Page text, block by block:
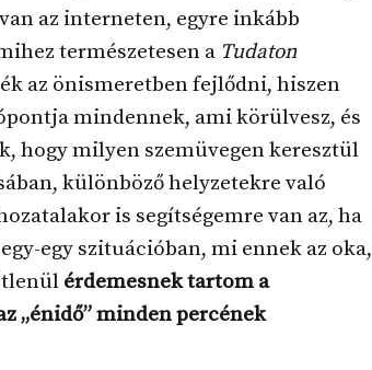
az interneten, egyre inkább
természetesen a Tudaton
az önismeretben fejlődni, hiszen
mindennek, ami körülvesz, és
hogy milyen szemüvegen keresztül
különböző helyzetekre való
is segítségemre van az, ha
egy szituációban, mi ennek az oka,
érdemesnek tartom a
„énidő” minden percének